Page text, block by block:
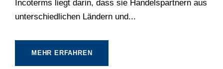
Incoterms liegt darin, dass sie Handelspartnern aus
unterschiedlichen Ländern und...
MEHR ERFAHREN